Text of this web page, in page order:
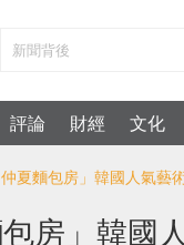
評論 財經 文化
夏麵包房」韓國人氣藝
房」韓國